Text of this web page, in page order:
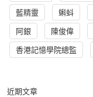
藍精靈 蝌蚪
阿銀 陳俊偉
香港記憶學院總監
近期文章